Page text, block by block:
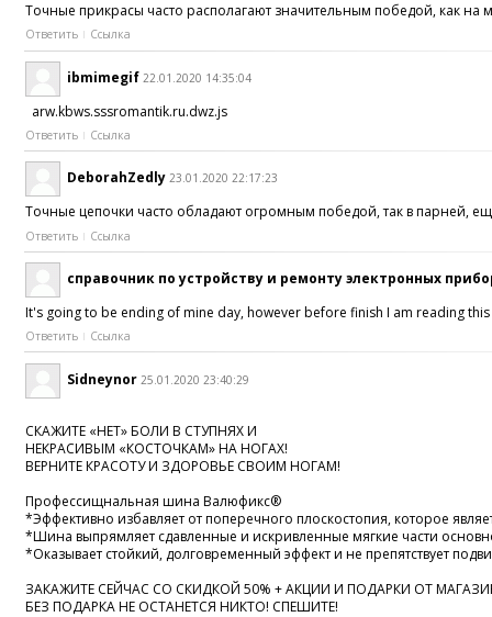
Точные прикрасы часто располагают значительным победой, как на
Ответить Ссылка
ibmimegif 22.01.2020 14:35:04
arw.kbws.sssromantik.ru.dwz.js
Ответить Ссылка
DeborahZedly 23.01.2020 22:17:23
Точные цепочки часто обладают огромным победой, так в парней,
Ответить Ссылка
справочник по устройству и ремонту электронных
It's going to be ending of mine day, however before finish I am reading
Ответить Ссылка
Sidneynor 25.01.2020 23:40:29
СКАЖИТЕ «НЕТ» БОЛИ В СТУПНЯХ И
НЕКРАСИВЫМ «КОСТОЧКАМ» НА НОГАХ!
ВЕРНИТЕ КРАСОТУ И ЗДОРОВЬЕ СВОИМ НОГАМ!
Профессищнальная шина Валюфикс®
*Эффективно избавляет от поперечного плоскостопия, которое
*Шина выпрямляет сдавленные и искривленные мягкие части
*Оказывает стойкий, долговременный эффект и не препятствует
ЗАКАЖИТЕ СЕЙЧАС СО СКИДКОЙ 50% + АКЦИИ И ПОДАРКИ ОТ
БЕЗ ПОДАРКА НЕ ОСТАНЕТСЯ НИКТО! СПЕШИТЕ!